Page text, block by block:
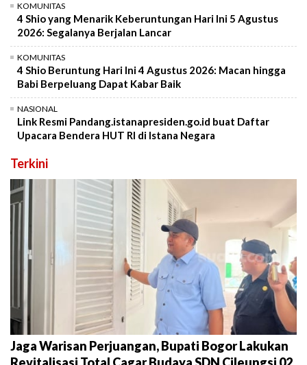
KOMUNITAS
4 Shio yang Menarik Keberuntungan Hari Ini 5 Agustus
2026: Segalanya Berjalan Lancar
KOMUNITAS
4 Shio Beruntung Hari Ini 4 Agustus 2026: Macan hingga
Babi Berpeluang Dapat Kabar Baik
NASIONAL
Link Resmi Pandang.istanapresiden.go.id buat Daftar
Upacara Bendera HUT RI di Istana Negara
Terkini
Jaga Warisan Perjuangan, Bupati Bogor Lakukan
Revitalisasi Total Cagar Budaya SDN Cileungsi 02